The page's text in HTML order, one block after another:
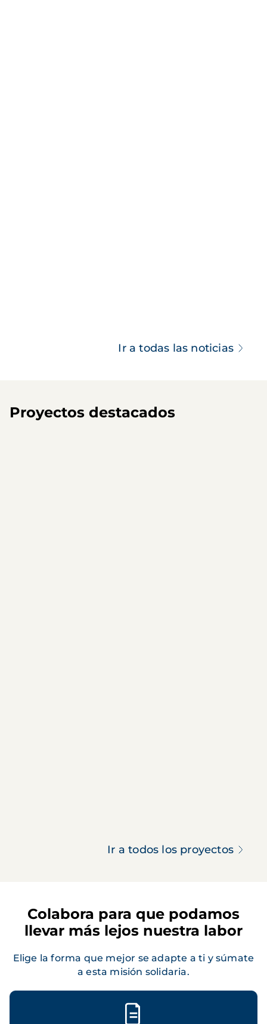
Ir a todas las noticias
Proyectos destacados
Ir a todos los proyectos
Colabora para que podamos
llevar más lejos nuestra labor
Elige la forma que mejor se adapte a ti y súmate
a esta misión solidaria.